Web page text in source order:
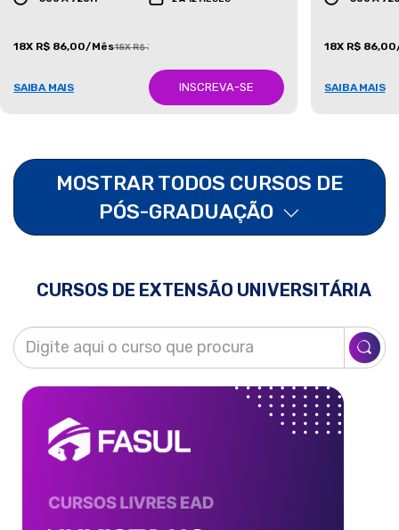
18X R$ 86,00/Mês18X R$ 387,00/Mês
SAIBA MAIS INSCREVA-SE
18X R$
SAIBA MAIS
MOSTRAR TODOS CURSOS DE
PÓS-GRADUAÇÃO
CURSOS DE EXTENSÃO UNIVERSITÁRIA